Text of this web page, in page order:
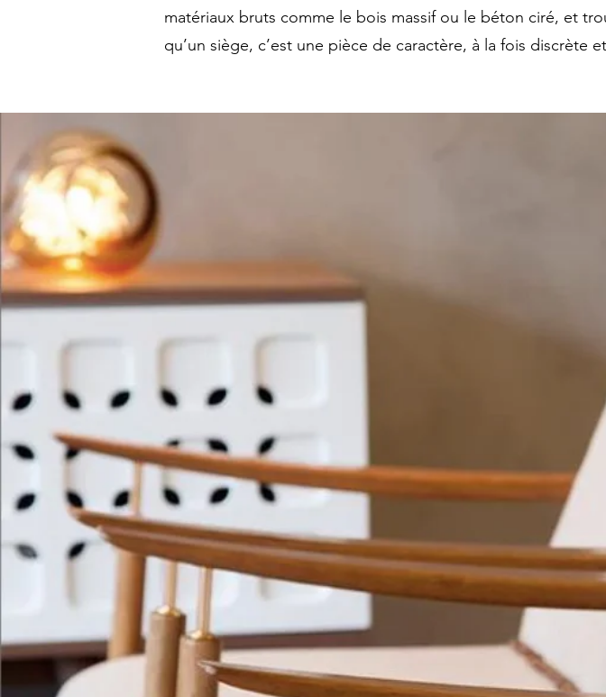
matériaux bruts comme le bois massif ou le béton ciré, et
qu’un siège, c’est une pièce de caractère, à la fois discrète